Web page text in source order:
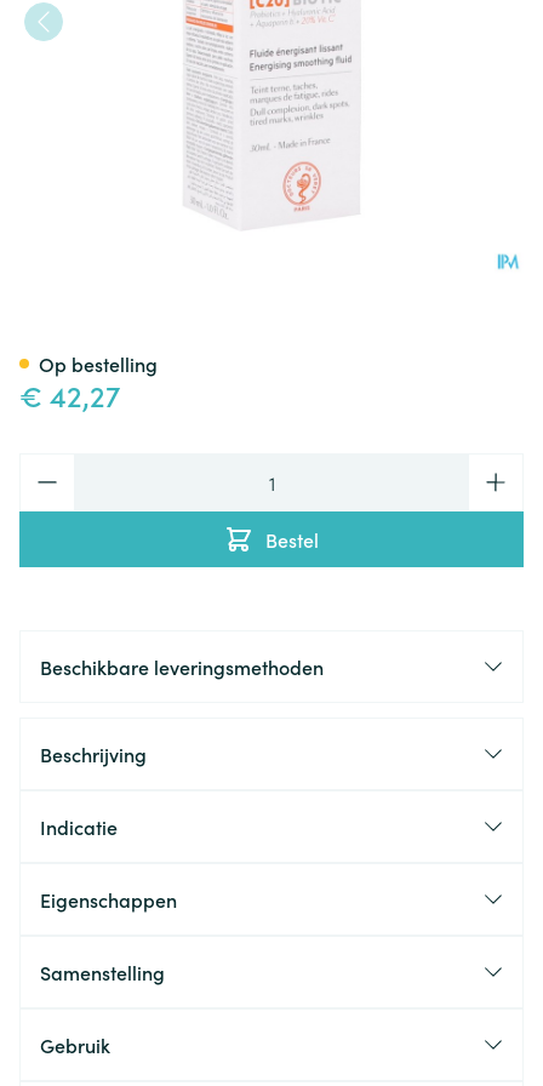
€ 42,27
Bestel
Op bestelling
Beschikbare leveringsmethoden
Beschrijving
Indicatie
Eigenschappen
Samenstelling
Gebruik